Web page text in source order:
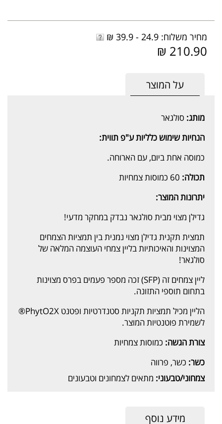
מחיר משלוח: 24.9 - 39.9 ₪
210.90 ₪
על המוצר
מותג: סולגאר
הנחיות שימוש כלליות ע"פ תווית:
כמוסה אחת ביום, עם הארוחה.
תכולה:
יתרונות המוצר:
גדילן מצוי מבית סולגאר נבדק במחקר מדעי!
תמצית תקנית גדילן מצוי נמנית בין תמציות הצמחים
המצוינות והאיכותיות בליין צמחי העוצמה המלאה של
סולגאר!
ליין צמחים זה (SFP) זכה מספר פעמים בפרס מצוינות
בתחום תוספי התזונה.
הליין מכיל תמציות תקניות סטנדרטיות ופטנט PhytO2X®
לשמירת פוטנטיות המוצר.
צורת הגשה: כמוסות צמחיות
כשר: כשר, פרווה
צמחוני/טבעוני: מתאים לצמחונים וטבעונים
מידע נוסף